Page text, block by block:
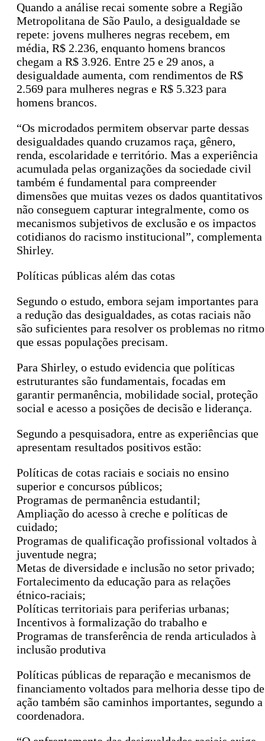
Quando a análise recai somente sobre a Região
Metropolitana de São Paulo, a desigualdade se
repete: jovens mulheres negras recebem, em
média, R$ 2.236, enquanto homens brancos
chegam a R$ 3.926. Entre 25 e 29 anos, a
desigualdade aumenta, com rendimentos de R$
2.569 para mulheres negras e R$ 5.323 para
homens brancos.
“Os microdados permitem observar parte dessas
desigualdades quando cruzamos raça, gênero,
renda, escolaridade e território. Mas a experiência
acumulada pelas organizações da sociedade civil
também é fundamental para compreender
dimensões que muitas vezes os dados quantitativos
não conseguem capturar integralmente, como os
mecanismos subjetivos de exclusão e os impactos
cotidianos do racismo institucional”, complementa
Shirley.
Políticas públicas além das cotas
Segundo o estudo, embora sejam importantes para
a redução das desigualdades, as cotas raciais não
são suficientes para resolver os problemas no ritmo
que essas populações precisam.
Para Shirley, o estudo evidencia que políticas
estruturantes são fundamentais, focadas em
garantir permanência, mobilidade social, proteção
social e acesso a posições de decisão e liderança.
Segundo a pesquisadora, entre as experiências que
apresentam resultados positivos estão:
Políticas de cotas raciais e sociais no ensino
superior e concursos públicos;
Programas de permanência estudantil;
Ampliação do acesso à creche e políticas de
cuidado;
Programas de qualificação profissional voltados à
juventude negra;
Metas de diversidade e inclusão no setor privado;
Fortalecimento da educação para as relações
étnico-raciais;
Políticas territoriais para periferias urbanas;
Incentivos à formalização do trabalho e
Programas de transferência de renda articulados à
inclusão produtiva
Políticas públicas de reparação e mecanismos de
financiamento voltados para melhoria desse tipo de
ação também são caminhos importantes, segundo a
coordenadora.